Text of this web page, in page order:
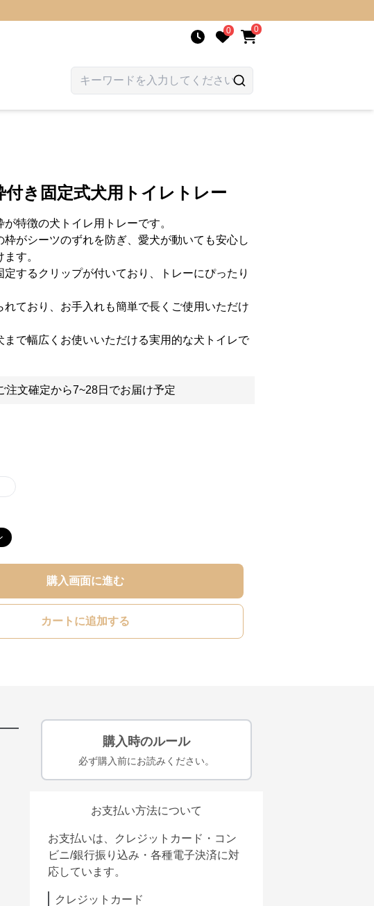
0 0
付き固定式犬用トイレトレー
が特徴の犬トイレ用トレーです。
枠がシーツのずれを防ぎ、愛犬が動いても安心し
す。
定するクリップが付いており、トレーにぴったり
れており、お手入れも簡単で長くご使用いただけ
まで幅広くお使いいただける実用的な犬トイレで
注文確定から7~28日でお届け予定
購入画面に進む
カートに追加する
購入時のルール
必ず購入前にお読みください。
お支払い方法について
お支払いは、クレジットカード・コン
ビニ/銀行振り込み・各種電子決済に対
応しています。
クレジットカード